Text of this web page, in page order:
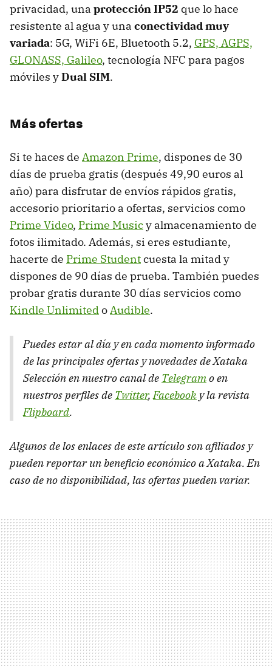
privacidad, una protección IP52 que lo hace
resistente al agua y una conectividad muy
variada: 5G, WiFi 6E, Bluetooth 5.2, GPS, AGPS,
GLONASS, Galileo, tecnología NFC para pagos
móviles yDual SIM.
Más ofertas
Si te haces de Amazon Prime, dispones de 30
días de prueba gratis (después 49,90 euros al
año) para disfrutar de envíos rápidos gratis,
accesorio prioritario a ofertas, servicios como
Prime Video, Prime Musicy almacenamiento de
fotos ilimitado. Además, si eres estudiante,
hacerte de Prime Studentcuesta la mitad y
dispones de 90 días de prueba. También puedes
probar gratis durante 30 días servicios como
Kindle UnlimitedoAudible.
Puedes estar al día y en cada momento informado
de las principales ofertas y novedades de Xataka
Selección en nuestro canal de Telegramo en
nuestros perfiles de Twitter,Facebook y la revista
Flipboard.
Algunos de los enlaces de este artículo son afiliados y
pueden reportar un beneficio económico a Xataka. En
caso de no disponibilidad, las ofertas pueden variar.